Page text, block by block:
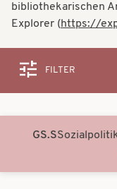
bibliothekarischen
Explorer (https://
Suche
FILTER
GS.S